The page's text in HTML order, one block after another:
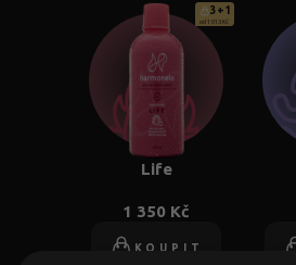
3+1
od 1 013 Kč
Life
1 350 Kč
KOUPIT